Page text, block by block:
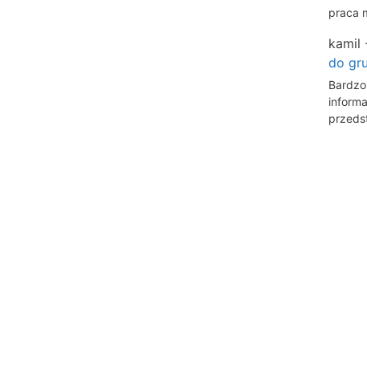
praca
kamil
do